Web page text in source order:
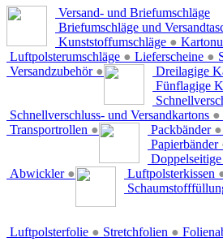
Versand- und Briefumschläge
Briefumschläge und
Kunststoffumschläge ●
Luftpolsterumschläge ● Lieferscheine ●
Versandzubehör ● Dreilagige
Fünflagige
Schnellverschluss- und Versandkartons ●
Transportrollen ● Packbänder ●
Papierbänder
Abwickler ● Luftpolsterkissen
Luftpolsterfolie ● Stretchfolien ●